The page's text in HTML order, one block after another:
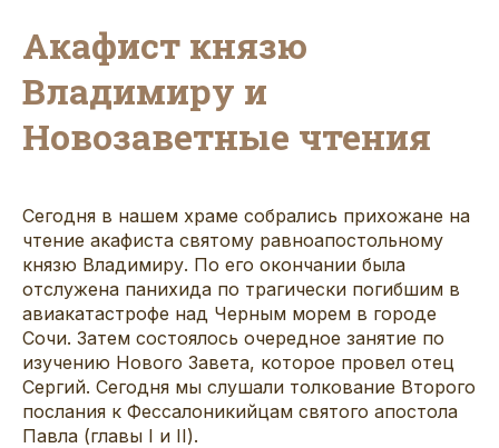
Акафист князю
Владимиру и
Новозаветные чтения
Сегодня в нашем храме собрались прихожане на
чтение акафиста святому равноапостольному
князю Владимиру. По его окончании была
отслужена панихида по трагически погибшим в
авиакатастрофе над Черным морем в городе
Сочи. Затем состоялось очередное занятие по
изучению Нового Завета, которое провел отец
Сергий. Сегодня мы слушали толкование Второго
послания к Фессалоникийцам святого апостола
Павла (главы I и II).